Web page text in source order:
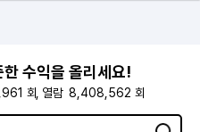
수익을 올리세요!
회 열람 8,408,562 회